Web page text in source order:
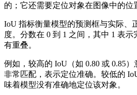
的；它还需要定位对象在图像中的位
IoU 指标衡量模型的预测框与实际、
度。分数在 0 到 1 之间，其中 1 表
有重叠。
例如，较高的 IoU（如 0.80 或 0.85
非常匹配，表示定位准确。较低的
味着模型没有准确地定位该对象。